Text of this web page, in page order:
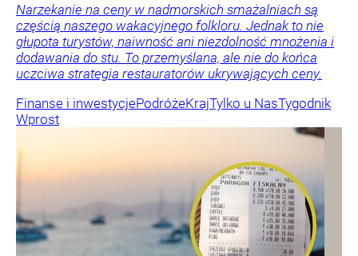
Narzekanie na ceny w nadmorskich smażalniach są
częścią naszego wakacyjnego folkloru. Jednak to nie
głupota turystów, naiwność ani niezdolność mnożenia i
dodawania do stu. To przemyślana, ale nie do końca
uczciwa strategia restauratorów ukrywających ceny.
Finanse i inwestycjePodróżeKrajTylko u NasTygodnik
Wprost